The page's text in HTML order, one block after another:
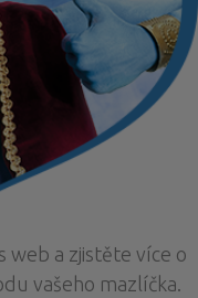
web a zjistěte více o
vašeho mazlíčka.